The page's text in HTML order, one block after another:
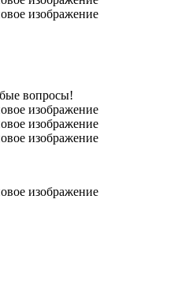
вопросы!